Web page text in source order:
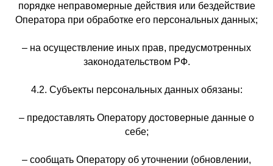
порядке неправомерные действия или бездействие
Оператора при обработке его персональных данных;
– на осуществление иных прав, предусмотренных
законодательством РФ.
4.2. Субъекты персональных данных обязаны:
– предоставлять Оператору достоверные данные о
себе;
– сообщать Оператору об уточнении (обновлении,